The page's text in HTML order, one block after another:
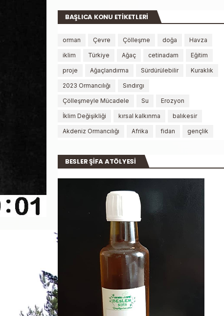
BAŞLICA KONU ETİKETLERİ
orman Çevre Çölleşme doğa Havza
iklim Türkiye Ağaç cetinadam Eğitim
proje Ağaçlandırma Sürdürülebilir Kuraklık
2023 Ormancılığı Sındırgı
Çölleşmeyle Mücadele Su Erozyon
İklim Değişikliği kırsal kalkınma balıkesir
Akdeniz Ormancılığı Afrika fidan gençlik
BESLER ŞİFA ATÖLYESİ